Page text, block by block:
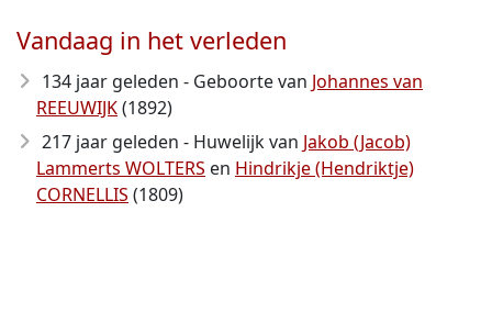
Vandaag in het verleden
134 jaar geleden - Geboorte van Johannes van
REEUWIJK(1892)
217 jaar geleden - Huwelijk van Jakob (Jacob)
Lammerts WOLTERS en Hindrikje (Hendriktje)
CORNELLIS (1809)